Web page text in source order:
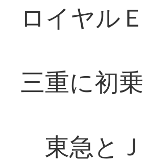
ロイヤル
三重に初
東急とＪ